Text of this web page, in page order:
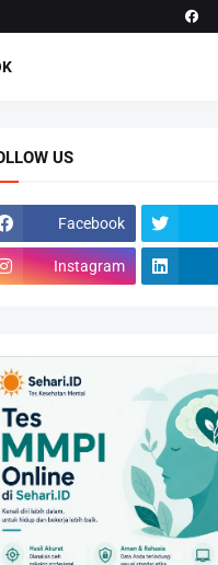
US
Facebook
Instagram